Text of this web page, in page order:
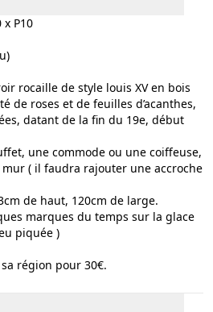
x P10
rocaille de style louis XV en bois
de roses et de feuilles d’acanthes,
datant de la fin du 19e, début
une commode ou une coiffeuse,
mur ( il faudra rajouter une accroche
de haut, 120cm de large.
marques du temps sur la glace
piquée )
région pour 30€.